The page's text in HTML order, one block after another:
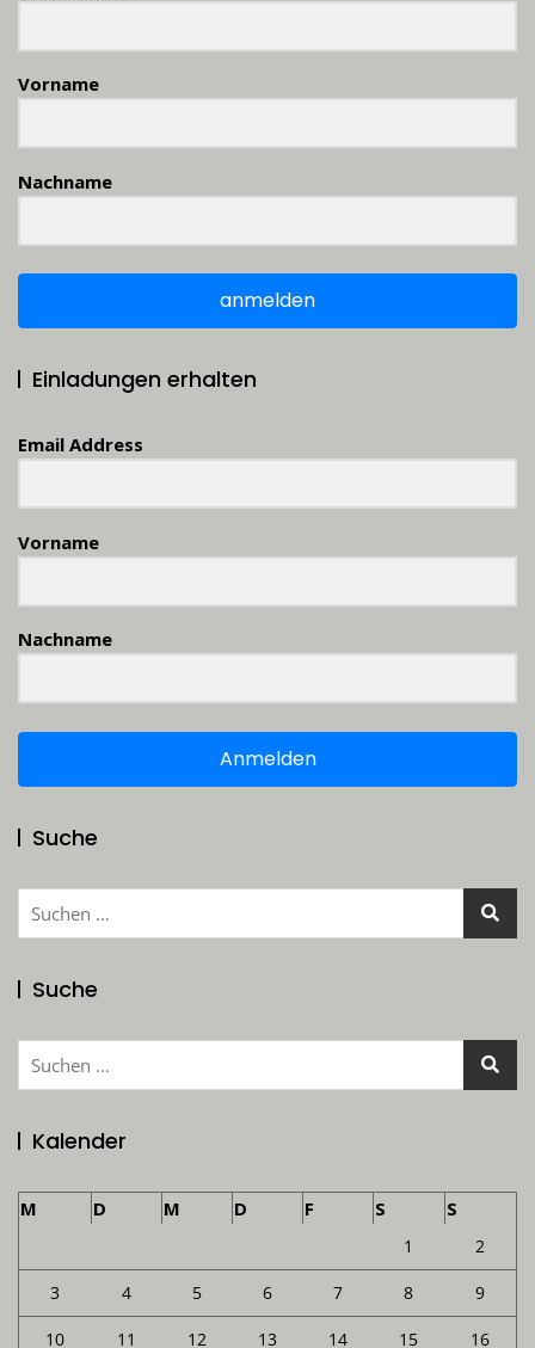
Vorname
Nachname
anmelden
Einladungen erhalten
Email Address
Vorname
Nachname
Anmelden
Suche
Suchen
Suche
Suchen
Kalender
M D M D F S S
1 2
3 4 5 6 7 8 9
10 11 12 13 14 15 16